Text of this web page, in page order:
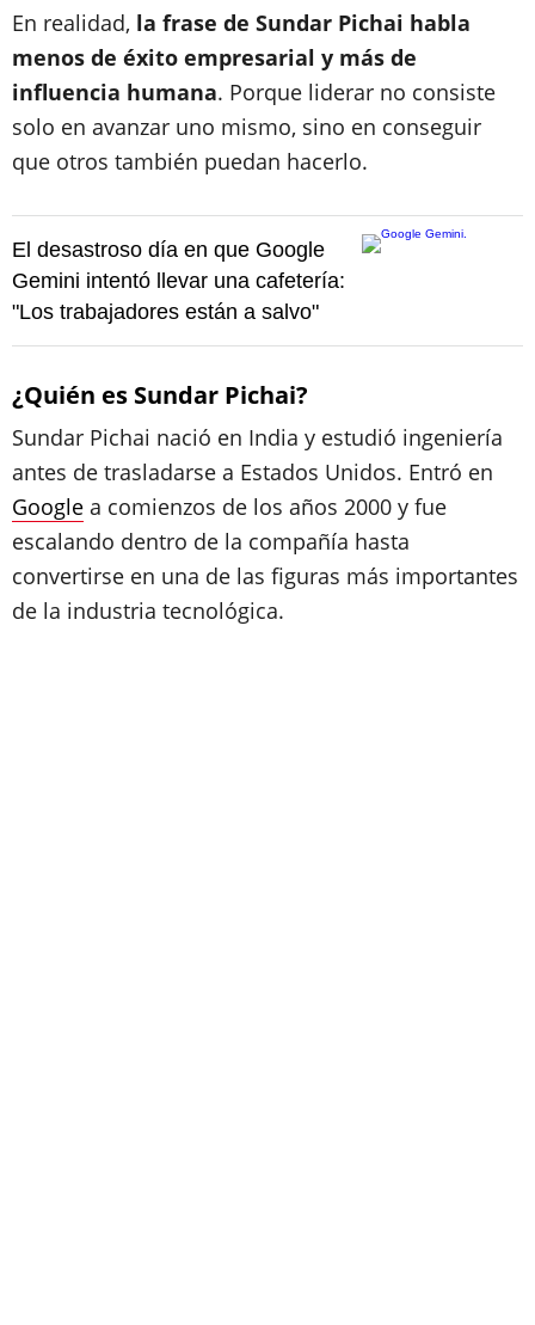
En realidad, la frase de Sundar Pichai habla
menos de éxito empresarial y más de
influencia humana. Porque liderar no consiste
solo en avanzar uno mismo, sino en conseguir
que otros también puedan hacerlo.
El desastroso día en que Google
Gemini intentó llevar una cafetería:
"Los trabajadores están a salvo"
¿Quién es Sundar Pichai?
Sundar Pichai nació en India y estudió ingeniería
antes de trasladarse a Estados Unidos. Entró en
Google a comienzos de los años 2000 y fue
escalando dentro de la compañía hasta
convertirse en una de las figuras más importantes
de la industria tecnológica.